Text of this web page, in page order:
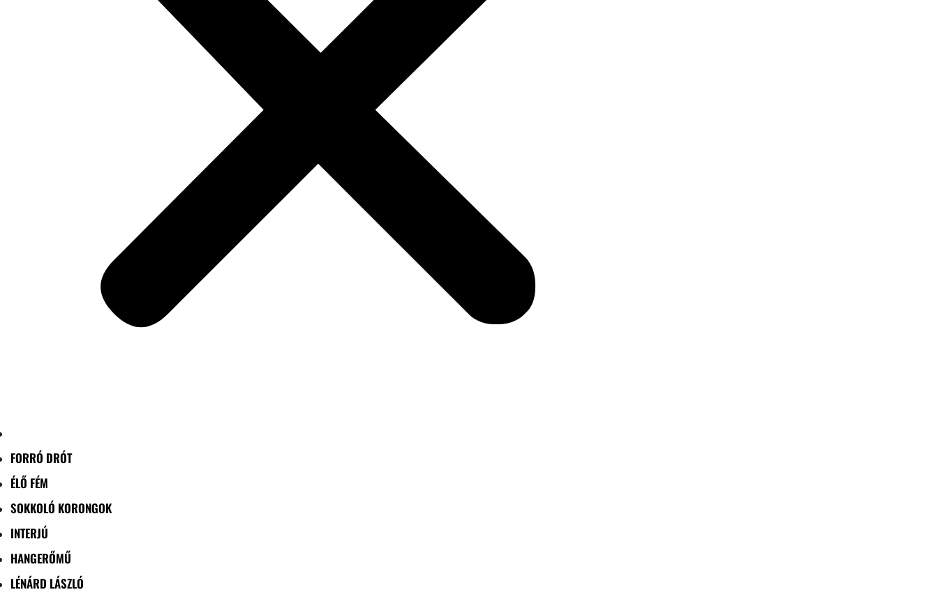
FORRÓ DRÓT
ÉLŐ FÉM
SOKKOLÓ KORONGOK
INTERJÚ
HANGERŐMŰ
LÉNÁRD LÁSZLÓ